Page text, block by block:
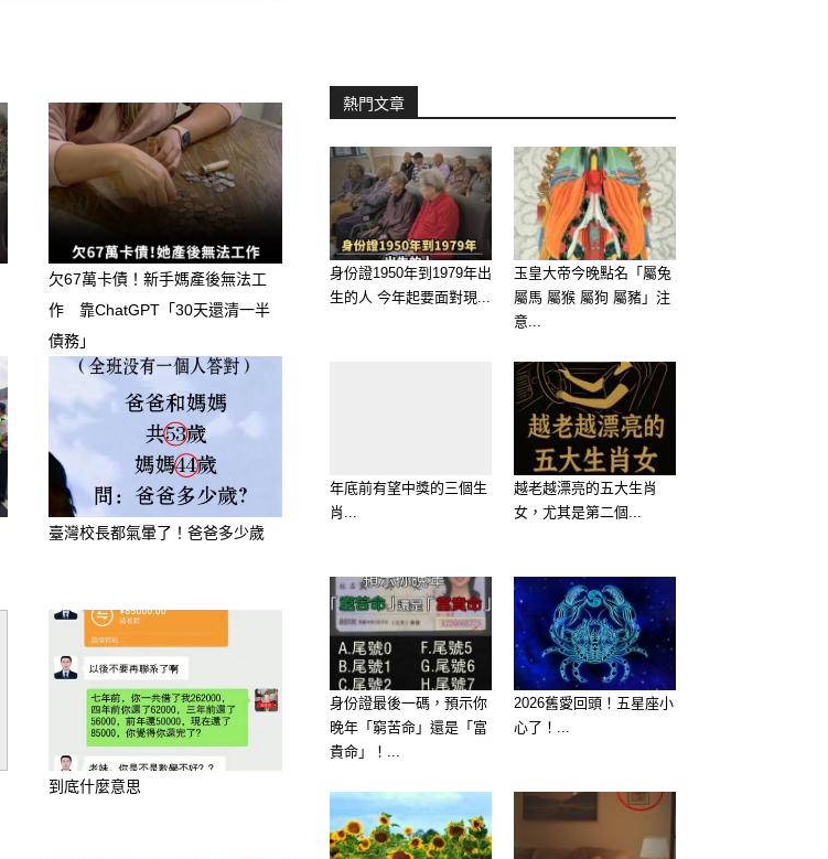
欠67萬卡債！新手媽產後無法工
作 靠ChatGPT「30天還清一半
債務」
臺灣校長都氣暈了！爸爸多少歲
到底什麼意思
熱門文章
身份證1950年到1979年出
生的人 今年起要面對現...
玉皇大帝今晚點名「屬兔
屬馬 屬猴 屬狗 屬豬」注
意...
年底前有望中獎的三個生
肖...
越老越漂亮的五大生肖
女，尤其是第二個...
身份證最後一碼，預示你
晚年「窮苦命」還是「富
貴命」！...
2026舊愛回頭！五星座小
心了！...